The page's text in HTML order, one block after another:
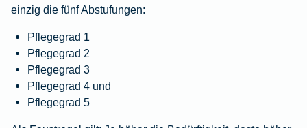
einzig die fünf Abstufungen:
Pflegegrad 1
Pflegegrad 2
Pflegegrad 3
Pflegegrad 4 und
Pflegegrad 5